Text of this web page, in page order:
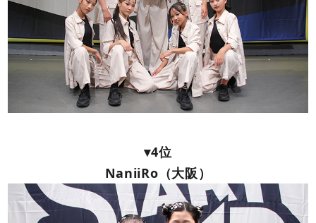
▾4位
NaniiRo（大阪）